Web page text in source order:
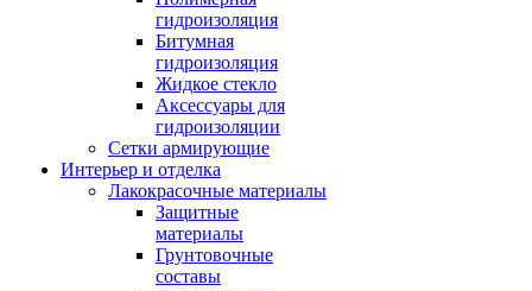
гидроизоляция
Битумная
гидроизоляция
Жидкое стекло
Аксессуары для
гидроизоляции
Сетки армирующие
Интерьер и отделка
Лакокрасочные материалы
Защитные
материалы
Грунтовочные
составы